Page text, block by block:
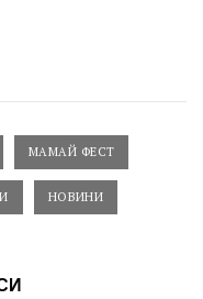
МАМАЙ ФЕСТ
НОВИНИ